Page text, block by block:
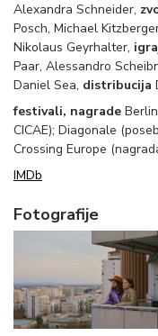
Alexandra Schneider,
Posch, Michael
Nikolaus Geyrhalter,
Paar, Alessandro
Daniel Sea, distribucija
festivali, nagrade
CICAE); Diagonale
Crossing Europe
IMDb
Fotografije